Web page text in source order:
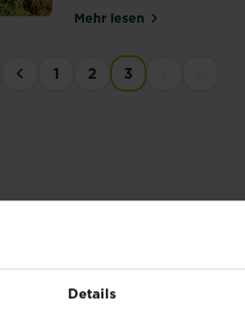
Details
Mehr lesenüber Fächerahorn:
1 2
3